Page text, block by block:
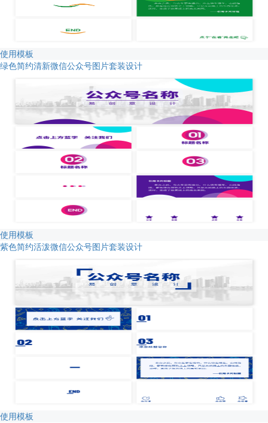
使用模板
绿色简约清新微信公众号图片套装设计
使用模板
紫色简约活泼微信公众号图片套装设计
使用模板